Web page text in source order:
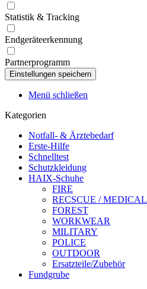
Statistik & Tracking
Endgeräteerkennung
Partnerprogramm
Menü schließen
Kategorien
Notfall- & Ärztebedarf
Erste-Hilfe
Schnelltest
Schutzkleidung
HAIX-Schuhe
FIRE
RECSCUE / MEDICAL
FOREST
WORKWEAR
MILITARY
POLICE
OUTDOOR
Ersatzteile/Zubehör
Fundgrube